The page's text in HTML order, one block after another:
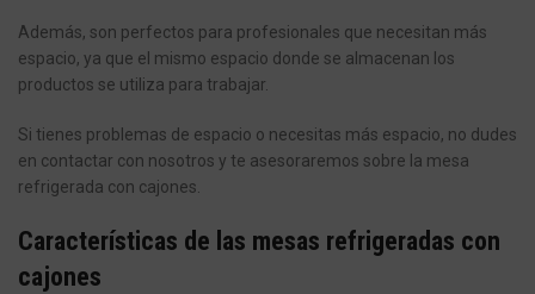
Además, son perfectos para profesionales que necesitan más
espacio, ya que el mismo espacio donde se almacenan los
productos se utiliza para trabajar.
Si tienes problemas de espacio o necesitas más espacio, no dudes
en contactar con nosotros y te asesoraremos sobre la mesa
refrigerada con cajones.
Características de las mesas refrigeradas con
cajones